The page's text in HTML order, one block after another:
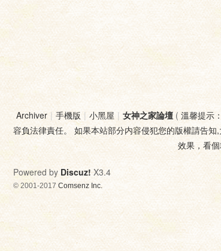
Archiver | 手機版 | 小黑屋 | 女神之家論壇 ( 溫馨提示
容負法律責任。 如果本站部分内容侵犯您的版權請告
效果，看
Powered by Discuz! X3.4
© 2001-2017 Comsenz Inc.